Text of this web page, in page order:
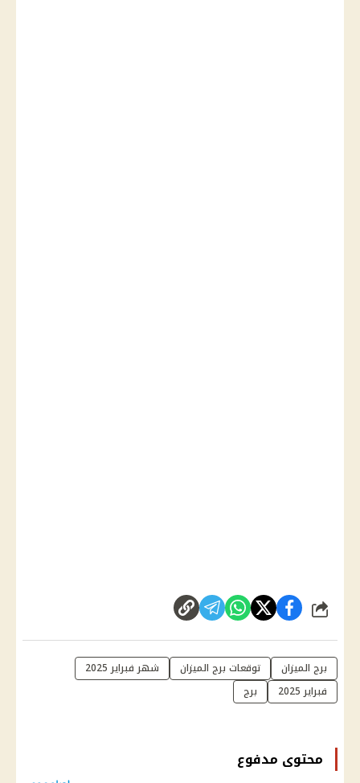
شارك
برج الميزان توقعات برج الميزان
شهر فبراير 2025
فبراير 2025
برج
محتوى مدفوع